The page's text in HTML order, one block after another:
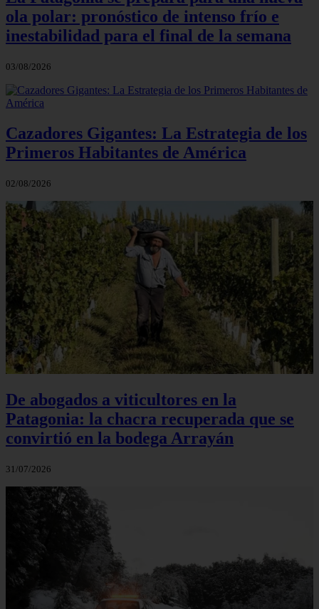
ola polar: pronóstico de intenso frío e
inestabilidad para el final de la semana
03/08/2026
Cazadores Gigantes: La Estrategia de los
Primeros Habitantes de América
02/08/2026
De abogados a viticultores en la
Patagonia: la chacra recuperada que se
convirtió en la bodega Arrayán
31/07/2026